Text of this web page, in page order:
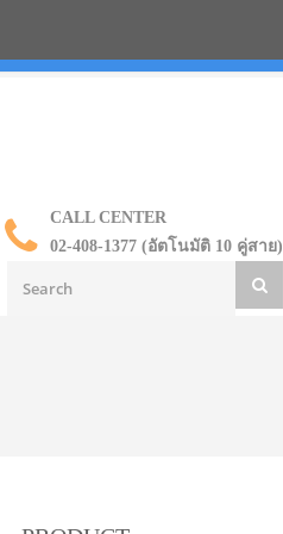
CALL CENTER
02-408-1377 (อัตโนมัติ 10 คู่สาย)
คาส่ง